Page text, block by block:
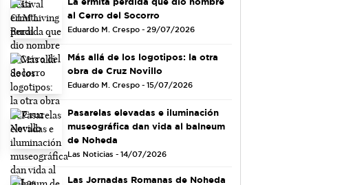
al Cerro del Socorro
Eduardo M. Crespo - 29/07/2026
Más allá de los logotipos: la otra
obra de Cruz Novillo
Eduardo M. Crespo - 15/07/2026
Pasarelas elevadas e iluminación
museográfica dan vida al balneum
de Noheda
Las Noticias - 14/07/2026
Las Jornadas Romanas de Noheda